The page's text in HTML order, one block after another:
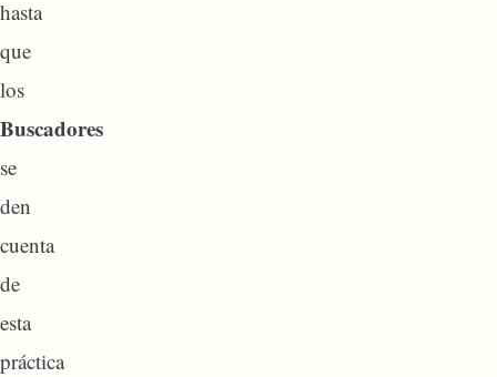
hasta
que
los
Buscadores
se
den
cuenta
de
esta
práctica